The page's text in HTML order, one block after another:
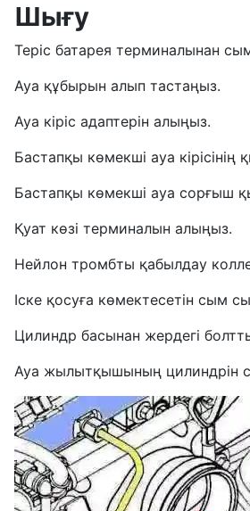
Шығу
Теріс батарея терминалынан
Ауа құбырын алып тастаңыз.
Ауа кіріс адаптерін алыңыз.
Бастапқы көмекші ауа
Бастапқы көмекші ауа сорғыш
Қуат көзі терминалын алыңыз.
Нейлон тромбты қабылдау
Іске қосуға көмектесетін сым
Цилиндр басынан жердегі
Ауа жылытқышының цилиндрін